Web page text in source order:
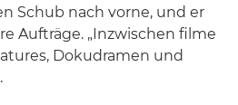
Schub nach vorne, und er
Aufträge. „Inzwischen filme
Dokudramen und